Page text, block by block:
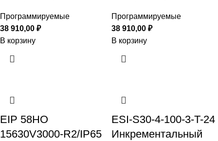
Программируемые
38 910,00 ₽
В корзину
Программируемые
38 910,00 ₽
В корзину
EIP 58HO
15630V3000-R2/IP65
ESI-S30-4-100-3-T-24
Инкрементальный